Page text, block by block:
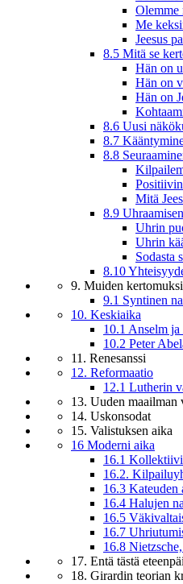
Olemme
Me
Jeesus
8.5 Mitä se
Hän on
Hän on
Hän on
8.6 Uusi
8.7
8.8
Mitä
8.9
Uhrin
Uhrin
Sodasta
8.10
9. Muiden
9.1 Syntinen
10. Keskiaika
10.1 Anselm
10.2 Peter
11. Renesanssi
12. Reformaatio
12.1 Lutherin
13. Uuden maailman
14. Uskonsodat
15. Valistuksen aika
16 Moderni aika
16.1
16.2.
16.3 Kateuden
16.4 Halujen
16.5
16.7
16.8
17. Entä tästä
18. Girardin teorian